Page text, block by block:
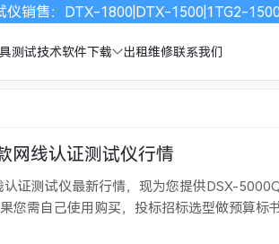
销售：DTX-1800|DTX-1500|1TG2-
测试技术软件下载 出租维修联系我们
网线认证测试仪行情
证测试仪最新行情，现为您提供DSX-
您需自己使用购买，投标招标选型做预算标